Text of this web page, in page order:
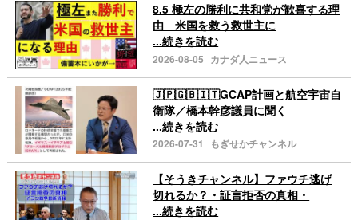
8.5 極左の勝利に共和党が歓喜する理
由 米国を救う救世主に
...続きを読む
2026-08-05 カナダ人ニュース
🇯🇵🇬🇧🇮🇹GCAP計画と航空宇宙自
衛隊／橋本幹彦議員に聞く
...続きを読む
2026-07-31 もぎせかチャンネル
【そうきチャンネル】ファウチ逃げ
切れるか？・証言拒否の真相・
...続きを読む